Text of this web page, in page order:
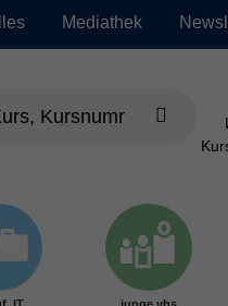
Mediathek